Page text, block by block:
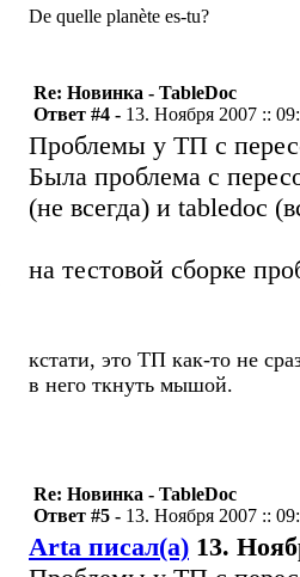
De quelle planète es-tu?
Re: Новинка - TableDoc
Ответ #4 - 13. Ноября 2007 ::
Проблемы у ТП с
Была проблема с
(не всегда) и tabledoc
на тестовой сборке
кстати, это ТП как-то не
в него ткнуть мышой.
Re: Новинка - TableDoc
Ответ #5 - 13. Ноября 2007 ::
Arta писал(а) 13.